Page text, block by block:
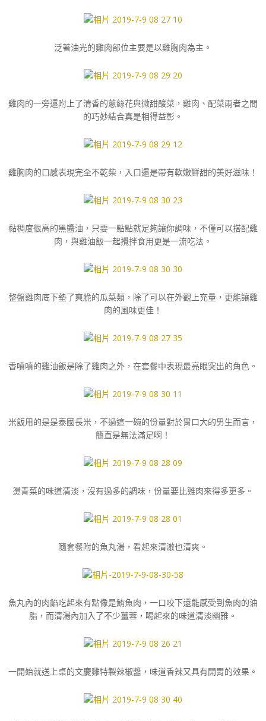
泛著油光的雞肉部位主要是以雞胸肉為主。
雞肉的一旁還附上了清香的蔥絲花與微甜酸菜，雞肉、配菜兩者之間
的巧妙結合真是相得益彰。
雞胸肉的口感表現完全不乾柴，入口還是帶有軟嫩鮮甜的美好滋味！
黏稠度很高的黑醬油，只要一點點就足夠讓你調味，不僅可以搭配雞
肉，與雞油飯一起攪拌食用更是一流吃法。
整盤雞肉底下墊了爽脆的瓜菜類，除了可以在外觀上充量，更能讓雞
肉的風味更佳！
香噴噴的雞油飯是除了雞肉之外，在套餐中表現最亮眼突出的角色。
米飯用的是是泰國長米，不過這一碗的份量對於胃口大的男生而言，
簡直是無法滿足啊！
燙青菜的味道清淡，沒有過多的調味，份量要比雞肉來得多更多。
隨套餐附的魚丸湯，看起來清澈也清爽。
魚丸內的肉餡吃起來有點像是鮪魚肉，一口咬下還能感受到魚肉的油
脂，而清湯內加入了不少薑蓉，喝起來的味道清淡幽雅。
一開始就送上桌的文慶雞特製辣椒醬，味道香辣又具有開胃的效果。